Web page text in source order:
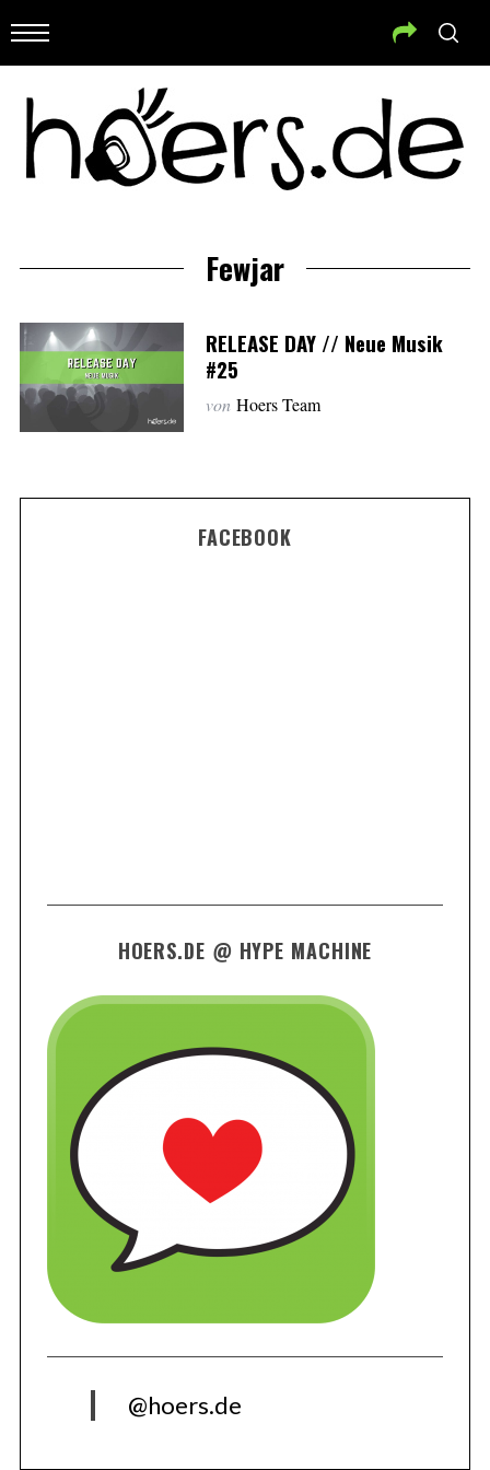
Fewjar
RELEASE DAY // Neue Musik
#25
von Hoers Team
FACEBOOK
HOERS.DE @ HYPE MACHINE
@hoers.de